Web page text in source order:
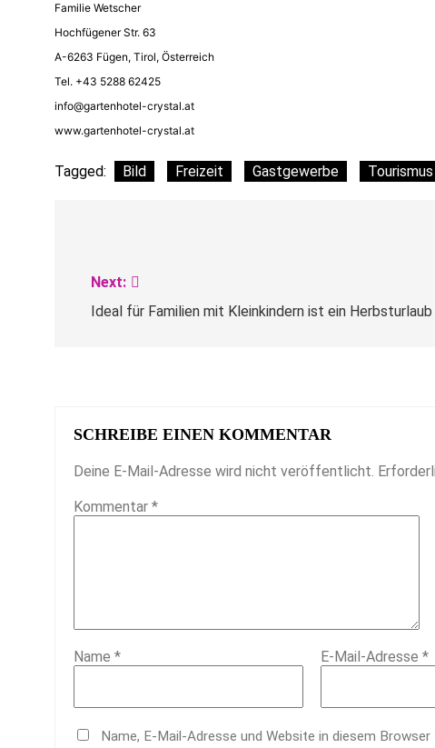
Familie Wetscher
Hochfügener Str. 63
A-6263 Fügen, Tirol, Österreich
Tel. +43 5288 62425
info@gartenhotel-crystal.at
www.gartenhotel-crystal.at
Tagged: Bild Freizeit Gastgewerbe Tourismus
Next:
Ideal für Familien mit Kleinkindern ist ein
SCHREIBE EINEN KOMMENTAR
Deine E-Mail-Adresse wird nicht veröffentlicht.
Kommentar *
Name * E-Mail-Adresse *
Name, E-Mail-Adresse und Website in diesem